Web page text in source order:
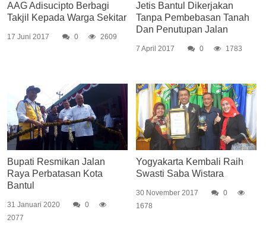
AAG Adisucipto Berbagi
Takjil Kepada Warga Sekitar
17 Juni 2017 0 2609
Jetis Bantul Dikerjakan
Tanpa Pembebasan Tanah
Dan Penutupan Jalan
7 April 2017 0 1783
Bupati Resmikan Jalan
Raya Perbatasan Kota
Bantul
31 Januari 2020
0
2077
Yogyakarta Kembali Raih
Swasti Saba Wistara
30 November 2017
0
1678